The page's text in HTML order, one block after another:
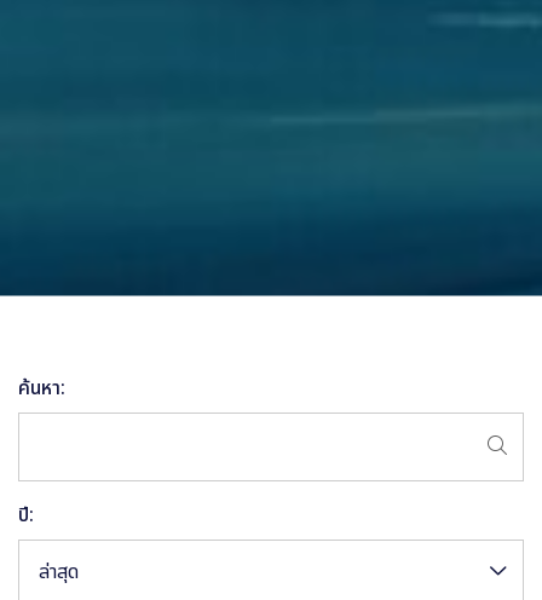
ค้นหา:
ปี:
ล่าสุด